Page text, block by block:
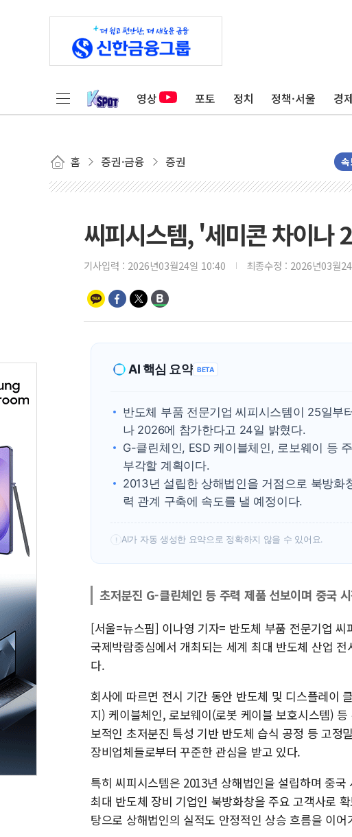
영상 포토 정치 정책·서울 경제
홈 증권·금융 증권
씨피시스템, '세미콘 차이나
기사입력 : 2026년03월24일 10:40 최종수정 : 2026년03월
AI 핵심 요약 BETA
반도체 부품 전문기업 씨피시스템이 25일부
나 2026에 참가한다고 24일 밝혔다.
G-클린체인, ESD 케이블체인, 로보웨이 등
부각할 계획이다.
2013년 설립한 상해법인을 거점으로 북방
력 관계 구축에 속도를 낼 예정이다.
! AI가 자동 생성한 요약으로 정확하지 않을 수 있어요.
초저분진 G-클린체인 등 주력 제품 선보이며 중국
[서울=뉴스핌] 이나영 기자= 반도체 부품 전문기업
국제박람중심에서 개최되는 세계 최대 반도체 산업
다.
회사에 따르면 전시 기간 동안 반도체 및 디스플레이
지) 케이블체인, 로보웨이(로봇 케이블 보호시스템)
보적인 초저분진 특성 기반 반도체 습식 공정 등 고정
장비업체들로부터 꾸준한 관심을 받고 있다.
특히 씨피시스템은 2013년 상해법인을 설립하며 중
최대 반도체 장비 기업인 북방화창을 주요 고객사로
탕으로 상해법인의 실적도 안정적인 상승 흐름을 이어